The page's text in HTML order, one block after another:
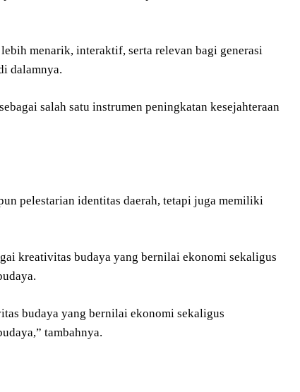
menarik, interaktif, serta relevan bagi generasi
dalamnya.
salah satu instrumen peningkatan kesejahteraan
pelestarian identitas daerah, tetapi juga memiliki
kreativitas budaya yang bernilai ekonomi sekaligus
budaya yang bernilai ekonomi sekaligus
tambahnya.